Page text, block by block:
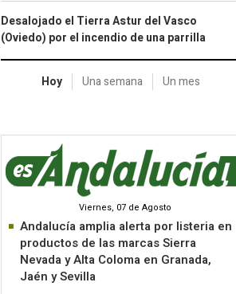
Desalojado el Tierra Astur del Vasco
(Oviedo) por el incendio de una parrilla
Hoy Una semana Un mes
Viernes, 07 de Agosto
Andalucía amplia alerta por listeria en
productos de las marcas Sierra
Nevada y Alta Coloma en Granada,
Jaén y Sevilla